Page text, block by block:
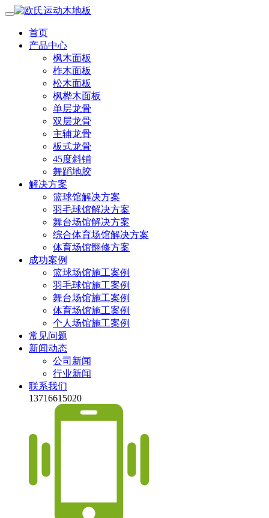
首页
产品中心
枫木面板
柞木面板
松木面板
枫桦木面板
单层龙骨
双层龙骨
主辅龙骨
板式龙骨
45度斜铺
舞蹈地胶
解决方案
篮球馆解决方案
羽毛球馆解决方案
舞台场馆解决方案
综合体育场馆解决方案
体育场馆翻修方案
成功案例
篮球场馆施工案例
羽毛球馆施工案例
舞台场馆施工案例
体育场馆施工案例
个人场馆施工案例
常见问题
新闻动态
公司新闻
行业新闻
联系我们
13716615020